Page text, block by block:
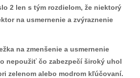
2 len s tým rozdielom, že niektorý
na usmernenie a zvýraznenie
na zmenšenie a usmernenie
nepoužiť čo zabezpečí široký uhol
zelenom alebo modrom kľúčovaní.